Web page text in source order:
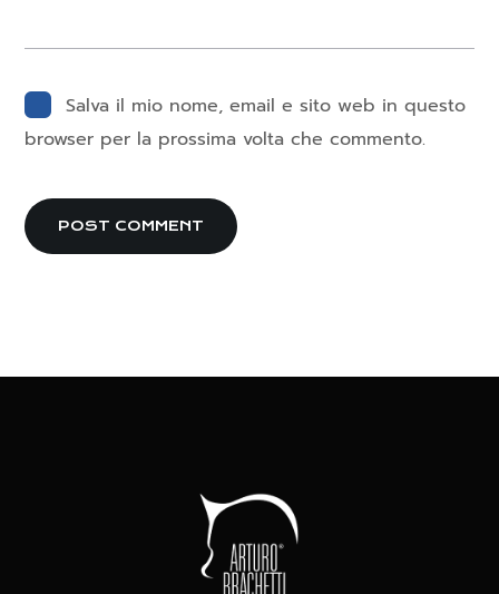
Salva il mio nome, email e sito web in questo
browser per la prossima volta che commento.